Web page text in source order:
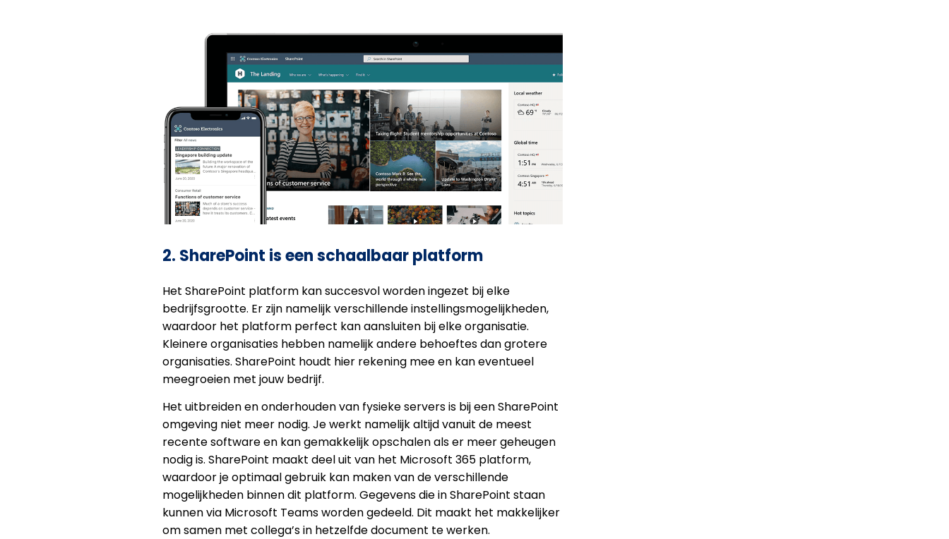
2. SharePoint is een schaalbaar platform
Het SharePoint platform kan succesvol worden ingezet bij elke
bedrijfsgrootte. Er zijn namelijk verschillende instellingsmogelijkheden,
waardoor het platform perfect kan aansluiten bij elke organisatie.
Kleinere organisaties hebben namelijk andere behoeftes dan grotere
organisaties. SharePoint houdt hier rekening mee en kan eventueel
meegroeien met jouw bedrijf.
Het uitbreiden en onderhouden van fysieke servers is bij een SharePoint
omgeving niet meer nodig. Je werkt namelijk altijd vanuit de meest
recente software en kan gemakkelijk opschalen als er meer geheugen
nodig is. SharePoint maakt deel uit van het Microsoft 365 platform,
waardoor je optimaal gebruik kan maken van de verschillende
mogelijkheden binnen dit platform. Gegevens die in SharePoint staan
kunnen via Microsoft Teams worden gedeeld. Dit maakt het makkelijker
om samen met collega’s in hetzelfde document te werken.